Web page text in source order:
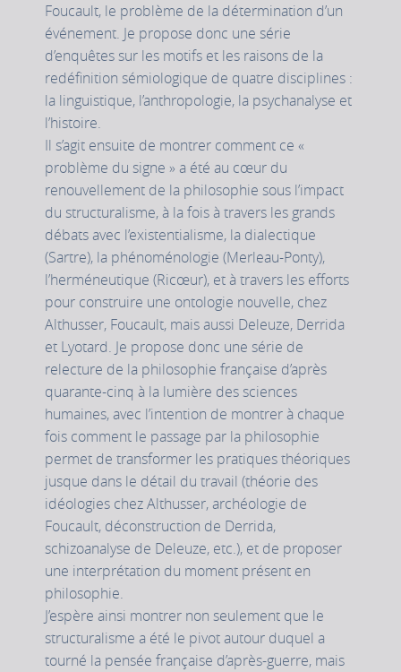
Foucault, le problème de la détermination d’un
événement. Je propose donc une série
d’enquêtes sur les motifs et les raisons de la
redéfinition sémiologique de quatre disciplines :
la linguistique, l’anthropologie, la psychanalyse et
l’histoire.
Il s’agit ensuite de montrer comment ce «
problème du signe » a été au cœur du
renouvellement de la philosophie sous l’impact
du structuralisme, à la fois à travers les grands
débats avec l’existentialisme, la dialectique
(Sartre), la phénoménologie (Merleau-Ponty),
l’herméneutique (Ricœur), et à travers les efforts
pour construire une ontologie nouvelle, chez
Althusser, Foucault, mais aussi Deleuze, Derrida
et Lyotard. Je propose donc une série de
relecture de la philosophie française d’après
quarante-cinq à la lumière des sciences
humaines, avec l’intention de montrer à chaque
fois comment le passage par la philosophie
permet de transformer les pratiques théoriques
jusque dans le détail du travail (théorie des
idéologies chez Althusser, archéologie de
Foucault, déconstruction de Derrida,
schizoanalyse de Deleuze, etc.), et de proposer
une interprétation du moment présent en
philosophie.
J’espère ainsi montrer non seulement que le
structuralisme a été le pivot autour duquel a
tourné la pensée française d’après-guerre, mais